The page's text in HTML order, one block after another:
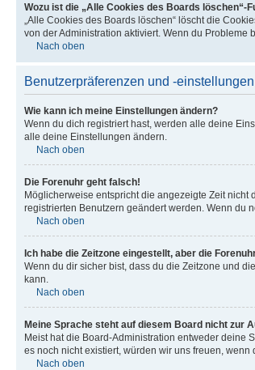
Wozu ist die „Alle Cookies des Boards löschen“-
„Alle Cookies des Boards löschen“ löscht die
von der Administration aktiviert. Wenn du Probleme
Nach oben
Benutzerpräferenzen und -einstellungen
Wie kann ich meine Einstellungen ändern?
Wenn du dich registriert hast, werden alle deine
alle deine Einstellungen ändern.
Nach oben
Die Forenuhr geht falsch!
Möglicherweise entspricht die angezeigte Zeit nicht
registrierten Benutzern geändert werden. Wenn du
Nach oben
Ich habe die Zeitzone eingestellt, aber die
Wenn du dir sicher bist, dass du die Zeitzone und
kann.
Nach oben
Meine Sprache steht auf diesem Board nicht zur
Meist hat die Board-Administration entweder deine
es noch nicht existiert, würden wir uns freuen,
Nach oben